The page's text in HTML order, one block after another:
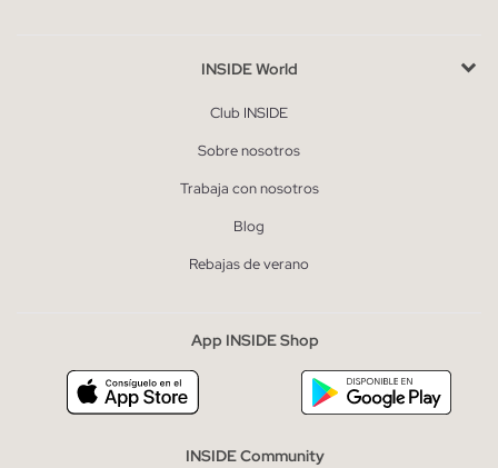
INSIDE World
Club INSIDE
Sobre nosotros
Trabaja con nosotros
Blog
Rebajas de verano
App INSIDE Shop
INSIDE Community